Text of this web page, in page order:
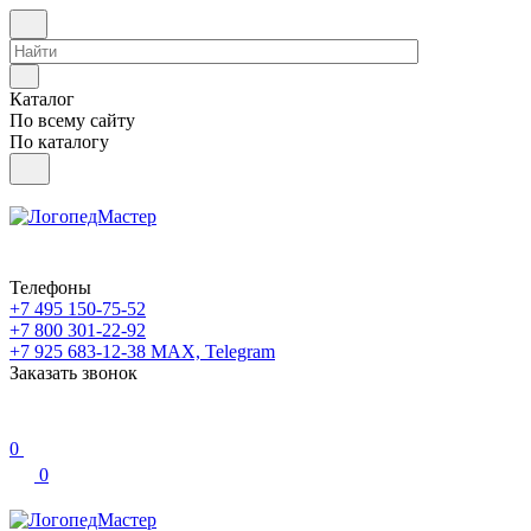
Каталог
По всему сайту
По каталогу
Телефоны
+7 495 150-75-52
+7 800 301-22-92
+7 925 683-12-38 MAX, Telegram
Заказать звонок
0
0